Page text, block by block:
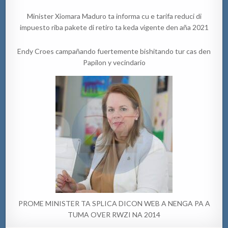
Minister Xiomara Maduro ta informa cu e tarifa reduci di
impuesto riba pakete di retiro ta keda vigente den aña 2021
Endy Croes campañando fuertemente bishitando tur cas den
Papilon y vecindario
PROME MINISTER TA SPLICA DICON WEB A NENGA PA A
TUMA OVER RWZI NA 2014